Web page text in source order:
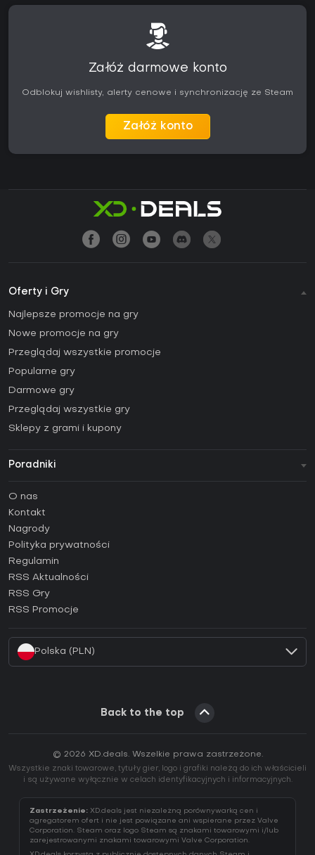
Załóż darmowe konto
Odblokuj wishlisty, alerty cenowe i synchronizację ze Steam
Załóż konto
Oferty i Gry
Najlepsze promocje na gry
Nowe promocje na gry
Przeglądaj wszystkie promocje
Popularne gry
Darmowe gry
Przeglądaj wszystkie gry
Sklepy z grami i kupony
Poradniki
Poradniki
Jak aktywować klucz Steam (CD Key)?
Jak aktywować klucz Epic Games (CD Key)?
Jak aktywować klucz GOG (CD Key)?
Jak aktywować klucz Ubisoft Connect (CD Key)?
O nas
Kontakt
Nagrody
Polityka prywatności
Regulamin
RSS Aktualności
RSS Gry
RSS Promocje
Polska (PLN)
Back to the top
© 2026 XD.deals. Wszelkie prawa zastrzeżone.
Wszystkie znaki towarowe, tytuły gier, logo i grafiki należą do ich właścicieli
i są używane wyłącznie w celach identyfikacyjnych i informacyjnych.
Zastrzeżenie: XD.deals jest niezależną porównywarką cen i
agregatorem ofert i nie jest powiązane ani wspierane przez Valve
Corporation. Steam oraz logo Steam są znakami towarowymi i/lub
zarejestrowanymi znakami towarowymi Valve Corporation.